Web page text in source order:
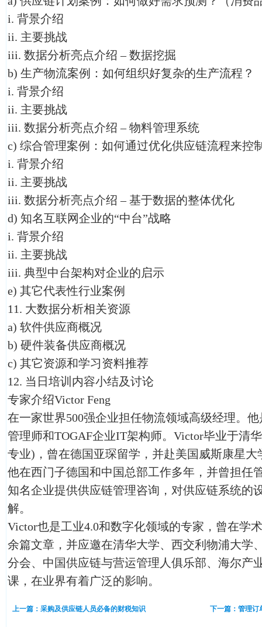
i. 背景介绍
ii. 主要挑战
iii. 数据分析亮点介绍 – 数据挖掘
b) 生产物流案例：如何组织好复杂的生产流程？
i. 背景介绍
ii. 主要挑战
iii. 数据分析亮点介绍 – 物料管理系统
c) 综合管理案例：如何通过优化供应链流程来控
i. 背景介绍
ii. 主要挑战
iii. 数据分析亮点介绍 – 基于数据的整体优化
d) 知名互联网企业的“中台”战略
i. 背景介绍
ii. 主要挑战
iii. 典型中台架构对企业的启示
e) 其它代表性行业案例
11. 大数据分析相关资源
a) 软件供应商概况
b) 硬件装备供应商概况
c) 其它资源和学习资料推荐
12. 当日培训内容小结及讨论
专家介绍Victor Feng
在一家世界500强企业担任物流领域高级经理。
管理师和TOGAF企业IT架构师。Victor毕业于清
专业)，曾在德国亚琛留学，并赴美国威斯康星
他在西门子德国和中国总部工作多年，并曾担任
知名企业提供供应链管理咨询，对供应链系统的
解。
Victor也是工业4.0和数字化领域的专家，曾在学
余篇文章，并应邀在清华大学、西交利物浦大学
分会、中国供应链与营运管理人俱乐部、海尔产
课，在业界有着广泛的影响。
上一篇：采购及供应链人员必备的财税知识 下一篇：管理订